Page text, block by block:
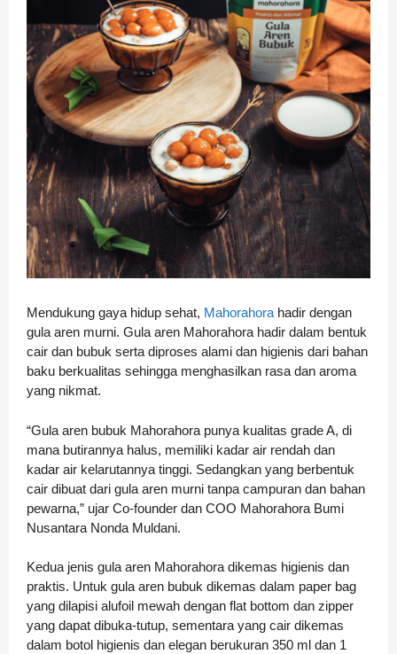
Mendukung gaya hidup sehat, Mahorahora hadir dengan
gula aren murni. Gula aren Mahorahora hadir dalam bentuk
cair dan bubuk serta diproses alami dan higienis dari bahan
baku berkualitas sehingga menghasilkan rasa dan aroma
yang nikmat.
“Gula aren bubuk Mahorahora punya kualitas grade A, di
mana butirannya halus, memiliki kadar air rendah dan
kadar air kelarutannya tinggi. Sedangkan yang berbentuk
cair dibuat dari gula aren murni tanpa campuran dan bahan
pewarna,” ujar Co-founder dan COO Mahorahora Bumi
Nusantara Nonda Muldani.
Kedua jenis gula aren Mahorahora dikemas higienis dan
praktis. Untuk gula aren bubuk dikemas dalam paper bag
yang dilapisi alufoil mewah dengan flat bottom dan zipper
yang dapat dibuka-tutup, sementara yang cair dikemas
dalam botol higienis dan elegan berukuran 350 ml dan 1